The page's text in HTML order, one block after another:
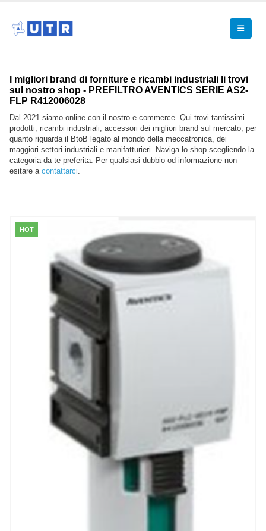
I migliori brand di forniture e ricambi industriali li trovi
sul nostro shop - PREFILTRO AVENTICS SERIE AS2-
FLP R412006028
Dal 2021 siamo online con il nostro e-commerce. Qui trovi tantissimi
prodotti, ricambi industriali, accessori dei migliori brand sul mercato, per
quanto riguarda il BtoB legato al mondo della meccatronica, dei
maggiori settori industriali e manifatturieri. Naviga lo shop scegliendo la
categoria da te preferita. Per qualsiasi dubbio od informazione non
esitare a contattarci.
HOT